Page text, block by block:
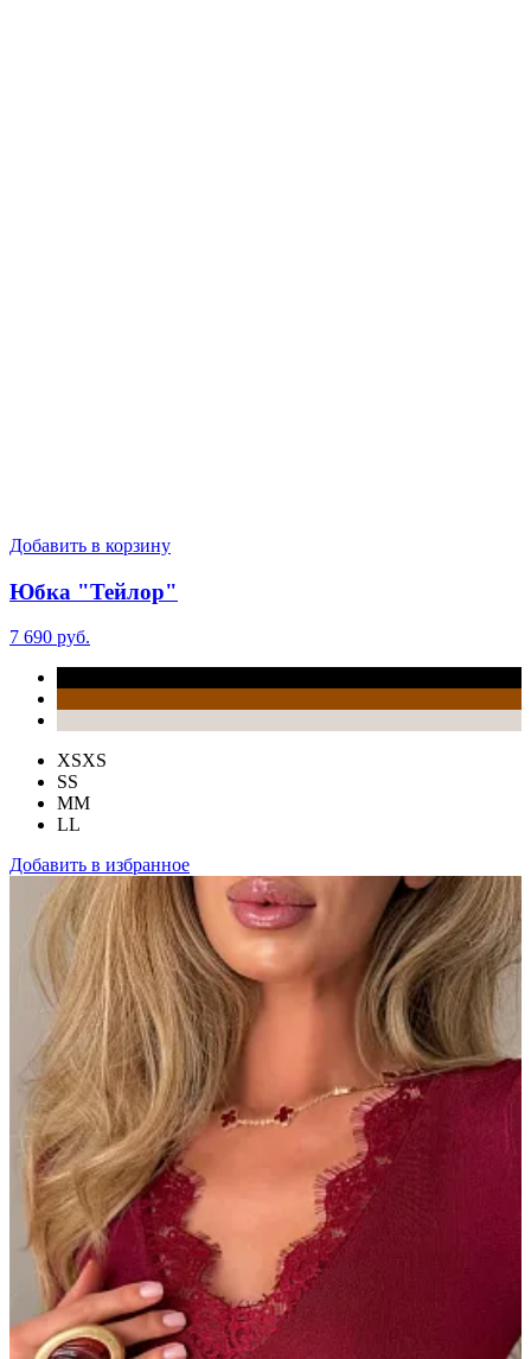
Добавить в корзину
Юбка "Тейлор"
7 690 руб.
XSXS
SS
MM
LL
Добавить в избранное